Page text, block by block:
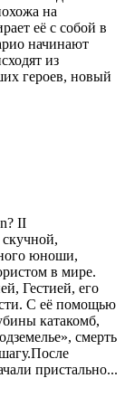
на
её с собой в
начинают
из
героев, новый
II
юноши,
в мире.
Гестией, его
С её помощью
катакомб,
смерть
пристально...